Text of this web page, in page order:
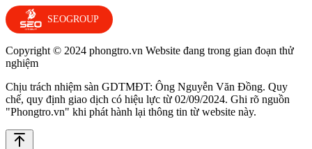
SEOGROUP
Copyright © 2024 phongtro.vn Website đang trong gian đoạn thử
nghiệm
Chịu trách nhiệm sàn GDTMĐT: Ông Nguyễn Văn Đồng. Quy
chế, quy định giao dịch có hiệu lực từ 02/09/2024. Ghi rõ nguồn
"Phongtro.vn" khi phát hành lại thông tin từ website này.